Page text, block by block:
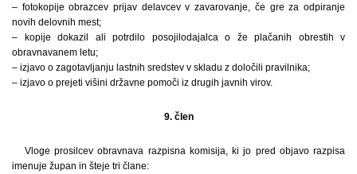
– fotokopije obrazcev prijav delavcev v zavarovanje, če gre za odpiranje
novih delovnih mest;
– kopije dokazil ali potrdilo posojilodajalca o že plačanih obrestih v
obravnavanem letu;
– izjavo o zagotavljanju lastnih sredstev v skladu z določili pravilnika;
– izjavo o prejeti višini državne pomoči iz drugih javnih virov.
9. člen
Vloge prosilcev obravnava razpisna komisija, ki jo pred objavo razpisa
imenuje župan in šteje tri člane: